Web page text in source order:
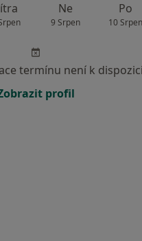
Ne
9 Srpen
Po
10 Srpen
termínu není k dispozici
profil